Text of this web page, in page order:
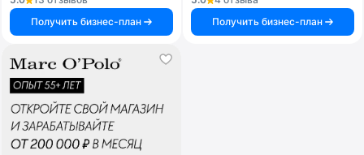
Получить бизнес-план
Получить бизнес-план